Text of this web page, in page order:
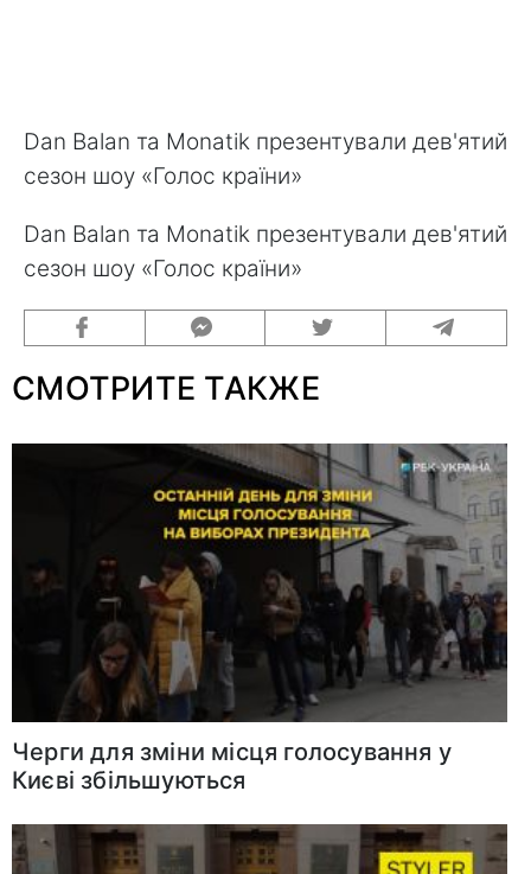
Dan Balan та Monatik презентували дев'ятий
сезон шоу «Голос країни»
Dan Balan та Monatik презентували дев'ятий
сезон шоу «Голос країни»
СМОТРИТЕ ТАКЖЕ
Черги для зміни місця голосування у
Києві збільшуються